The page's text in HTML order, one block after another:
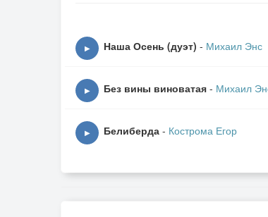
раздели со мной грусть свою и
“Где ты?”, - всего одна фраза в
в сердце улыбкой и взглядом,
▶ Наша Осень (дуэт) - Михаил Энс
▶ Без вины виноватая - Михаил
▶ Белиберда - Кострома Егор